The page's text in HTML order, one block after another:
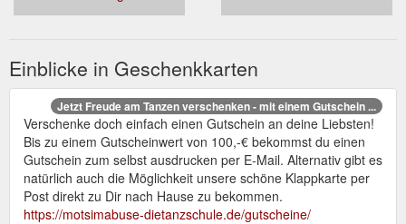
Einblicke in Geschenkkarten
Jetzt Freude am Tanzen verschenken - mit einem Gutschein ...
Verschenke doch einfach einen Gutschein an deine Liebsten!
Bis zu einem Gutscheinwert von 100,-€ bekommst du einen
Gutschein zum selbst ausdrucken per E-Mail. Alternativ gibt es
natürlich auch die Möglichkeit unsere schöne Klappkarte per
Post direkt zu Dir nach Hause zu bekommen.
https://motsimabuse-dietanzschule.de/gutscheine/